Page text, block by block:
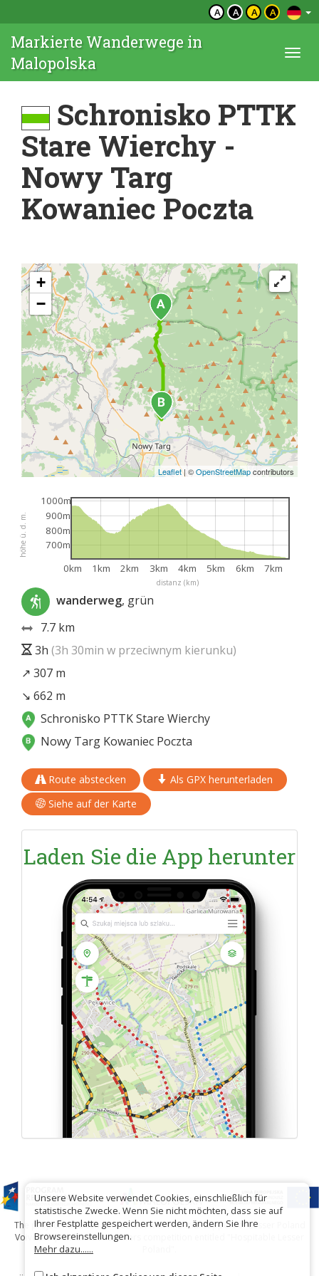
A A A A
Markierte Wanderwege in
Malopolska
Schronisko PTTK
Stare Wierchy -
Nowy Targ
Kowaniec Poczta
+
−
Leaflet| ©OpenStreetMapcontributors
distanz (km)
höhe ü. d. m.
0km 1km 2km 3km 4km 5km 6km 7km
700m
800m
900m
1000m
wanderweg, grün
7.7 km
3h (3h 30min w przeciwnym kierunku)
↗ 307 m
↘ 662 m
Schronisko PTTK Stare Wierchy
Nowy Targ Kowaniec Poczta
Route abstecken
Als GPX herunterladen
Siehe auf der Karte
Laden Sie die App herunter
The project has been carried out with financial support of Lesser Poland
Voivodship within tourist offers competition entitled "Hospitable Lesser
Unsere Website verwendet Cookies, einschließlich für
statistische Zwecke. Wenn Sie nicht möchten, dass sie auf
Ihrer Festplatte gespeichert werden, ändern Sie Ihre
Browsereinstellungen.
Mehr dazu......